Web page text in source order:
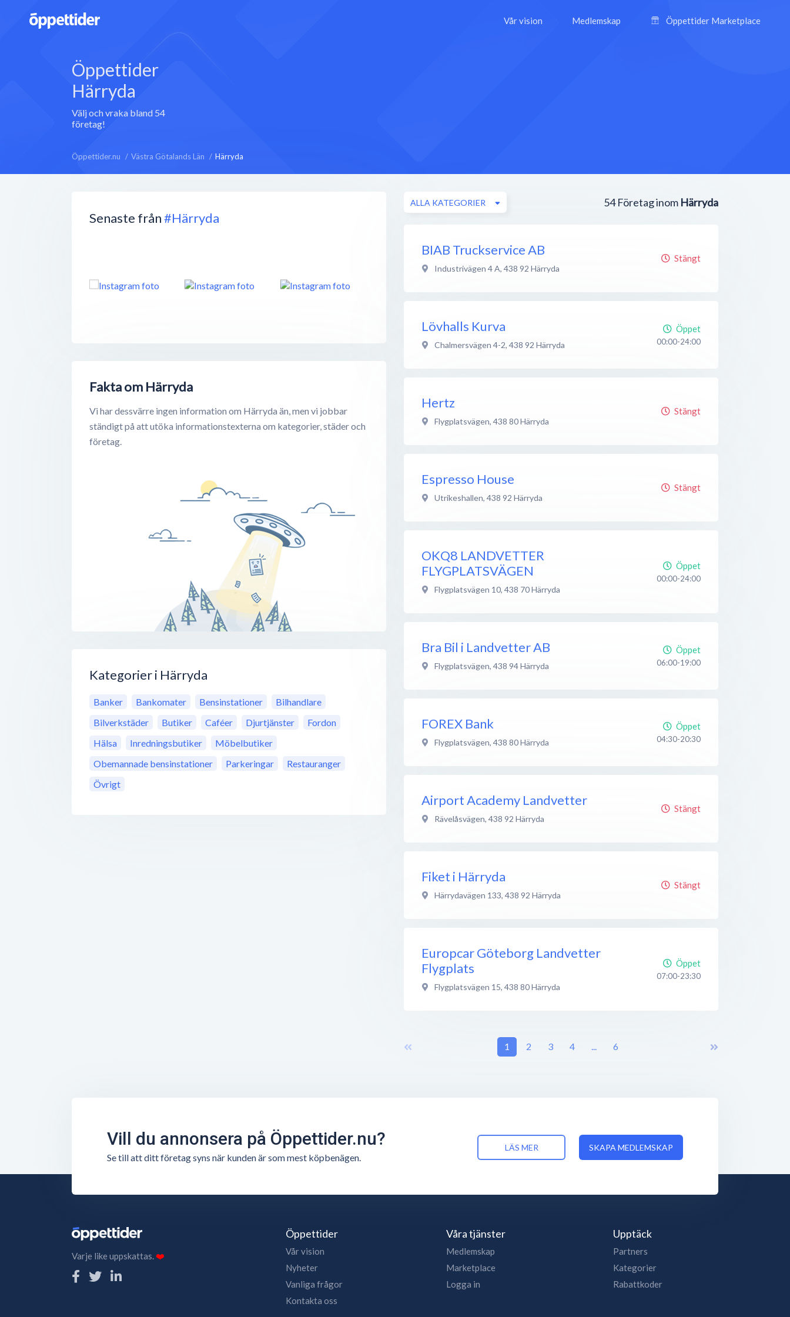
Vår vision Medlemskap Öppettider Marketplace
Öppettider
Härryda
Välj och vraka bland 54
företag!
Öppettider.nu Västra Götalands Län Härryda
Senaste från#Härryda
Fakta om Härryda
Vi har dessvärre ingen information om Härryda än, men vi jobbar
ständigt på att utöka informationstexterna om kategorier, städer och
företag.
Kategorier i Härryda
Banker Bankomater Bensinstationer
Bilhandlare
Bilverkstäder
Butiker Caféer Djurtjänster
Fordon
Hälsa
Inredningsbutiker
Möbelbutiker
Obemannade bensinstationer
Parkeringar
Restauranger
Övrigt
54 Företag inom Härryda
ALLA KATEGORIER
BIAB Truckservice AB
Industrivägen 4 A, 438 92 Härryda
Stängt
Lövhalls Kurva
Chalmersvägen 4-2, 438 92 Härryda
Öppet
00:00-24:00
Hertz
Flygplatsvägen, 438 80Härryda
Stängt
Espresso House
Utrikeshallen, 438 92 Härryda
Stängt
OKQ8 LANDVETTER
FLYGPLATSVÄGEN
Flygplatsvägen 10, 438 70Härryda
Öppet
00:00-24:00
Bra Bil i Landvetter AB
Flygplatsvägen, 438 94Härryda
Öppet
06:00-19:00
FOREX Bank
Flygplatsvägen, 438 80Härryda
Öppet
04:30-20:30
Airport Academy Landvetter
Rävelåsvägen, 438 92 Härryda
Stängt
Fiket i Härryda
Härrydavägen 133, 438 92 Härryda
Stängt
Europcar Göteborg Landvetter
Flygplats
Flygplatsvägen 15, 438 80Härryda
Öppet
07:00-23:30
1 2 3 4 ... 6
Vill du annonsera på Öppettider.nu?
Se till att ditt företag syns när kunden är som mest köpbenägen.
LÄS MER SKAPA MEDLEMSKAP
Varje like uppskattas.❤️
Öppettider
Vår vision
Nyheter
Vanliga frågor
Kontakta oss
Våra tjänster
Medlemskap
Marketplace
Logga in
Upptäck
Partners
Kategorier
Rabattkoder